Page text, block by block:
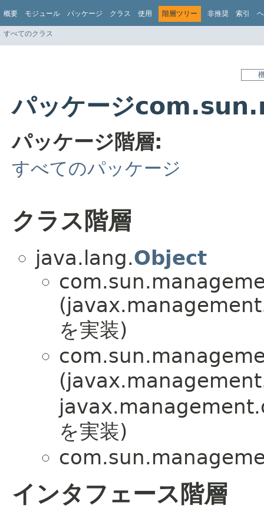
概要 モジュール パッケージ クラス 使用 階層ツリー 非推奨 索引
すべてのクラス
パッケージ
パッケージ階層:
すべてのパッケージ
クラス階層
java.lang.Object
を実装)
を実装)
インタフェース階層